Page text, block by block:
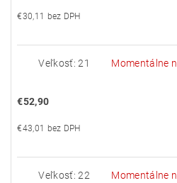
€30,11 bez DPH
Veľkosť: 21 Momentálne
€52,90
€43,01 bez DPH
Veľkosť: 22 Momentálne